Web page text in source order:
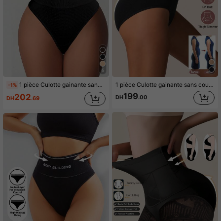
5
-1% 1 pièce Culotte gainante sans couture taille haute, sous-vêtement amincissant, culotte sculptante, bas de gaine pour femme, gaine de taille, culotte gainante
DH202.69
1 pièce Culotte gainante sans couture taille haute, sous-vêtement de contrôle du ventre, gaine amincissante, releve-fesses, ceinture de taille, gaine de corps, culotte femme
DH199.00